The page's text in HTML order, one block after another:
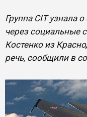
Группа CIT узнала
через социальные
Костенко из
речь, сообщили в